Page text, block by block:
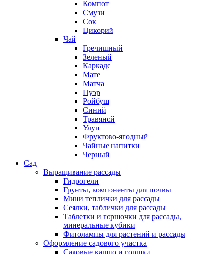
Компот
Смузи
Сок
Цикорий
Чай
Гречишный
Зеленый
Каркаде
Мате
Матча
Пуэр
Ройбуш
Синий
Травяной
Улун
Фруктово-ягодный
Чайные напитки
Черный
Сад
Выращивание рассады
Гидрогели
Грунты, компоненты для почвы
Мини теплички для рассады
Сеялки, таблички для рассады
Таблетки и горшочки для рассады,
минеральные кубики
Фитолампы для растений и рассады
Оформление садового участка
Садовые кашпо и горшки